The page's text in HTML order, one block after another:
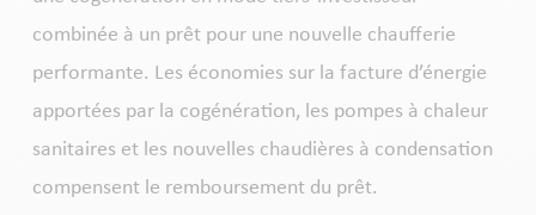
combinée à un prêt pour une nouvelle chaufferie
performante. Les économies sur la facture d’énergie
apportées par la cogénération, les pompes à chaleur
sanitaires et les nouvelles chaudières à condensation
compensent le remboursement du prêt.